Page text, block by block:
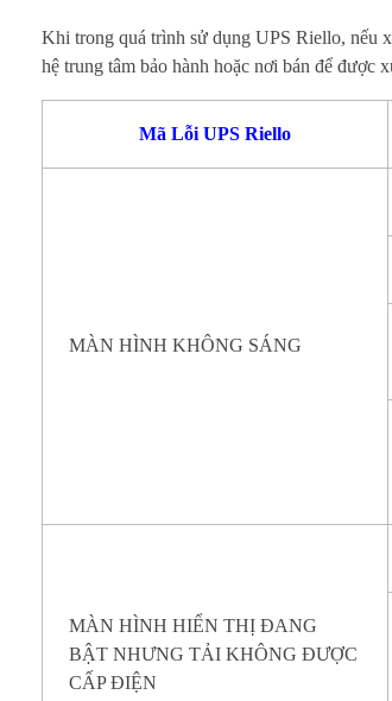
l
l
o
Khi trong quá trình sử dụng UPS Riello, nếu
hệ trung tâm bảo hành hoặc nơi bán để được
Mã Lỗi UPS Riello
MÀN HÌNH KHÔNG SÁNG
MÀN HÌNH HIỂN THỊ ĐANG
BẬT NHƯNG TẢI KHÔNG ĐƯỢC
CẤP ĐIỆN